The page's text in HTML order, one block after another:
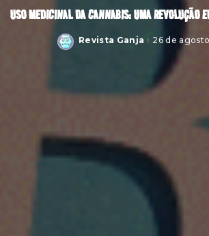
USO MEDICINAL DA CANNABIS: UMA REVOLUÇÃO
Posted
Revista Ganja 26 de